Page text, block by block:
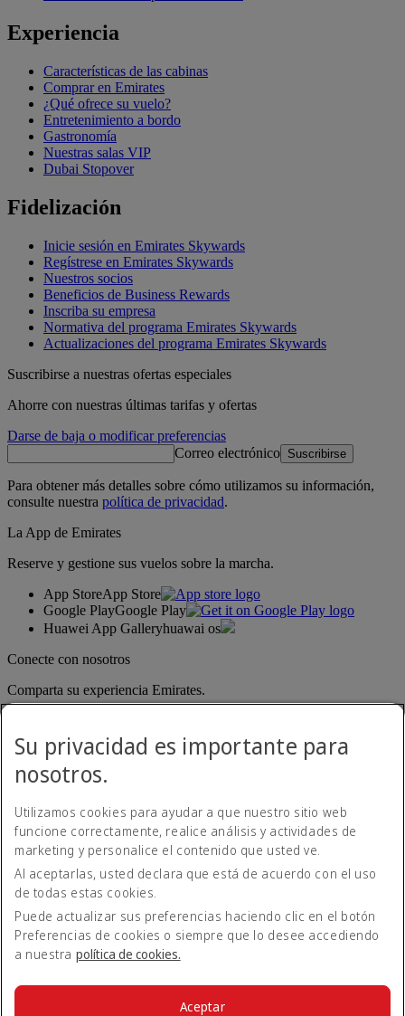
Experiencia
Características de las cabinas
Comprar en Emirates
¿Qué ofrece su vuelo?
Entretenimiento a bordo
Gastronomía
Nuestras salas VIP
Dubai Stopover
Fidelización
Inicie sesión en Emirates Skywards
Regístrese en Emirates Skywards
Nuestros socios
Beneficios de Business Rewards
Inscriba su empresa
Normativa del programa Emirates Skywards
Actualizaciones del programa Emirates Skywards
Suscribirse a nuestras ofertas especiales
Ahorre con nuestras últimas tarifas y ofertas
Darse de baja o modificar preferencias
Correo electrónico Suscribirse
Para obtener más detalles sobre cómo utilizamos su información,
consulte nuestra política de privacidad.
La App de Emirates
Reserve y gestione sus vuelos sobre la marcha.
App StoreApp Store
Google PlayGoogle Play
Huawei App Galleryhuawai os
Conecte con nosotros
Comparta su experiencia Emirates.
Declaración de accesibilidad
Contacte con nosotros
Política de privacidad
Condiciones generales
Política de cookies
Ciberseguridad
Su privacidad es importante para
nosotros.
Utilizamos cookies para ayudar a que nuestro sitio web
funcione correctamente, realice análisis y actividades de
marketing y personalice el contenido que usted ve.
Al aceptarlas, usted declara que está de acuerdo con el uso
de todas estas cookies.
Puede actualizar sus preferencias haciendo clic en el botón
Preferencias de cookies o siempre que lo desee accediendo
a nuestra política de cookies.
Aceptar